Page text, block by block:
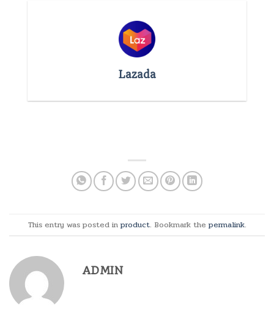
Lazada
This entry was posted in product. Bookmark the permalink.
ADMIN